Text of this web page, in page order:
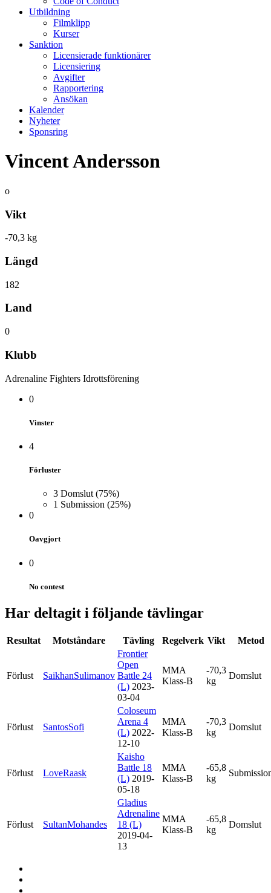
Utbildning
Filmklipp
Kurser
Sanktion
Licensierade funktionärer
Licensiering
Avgifter
Rapportering
Ansökan
Kalender
Nyheter
Sponsring
Vincent Andersson
o
Vikt
-70,3 kg
Längd
182
Land
0
Klubb
Adrenaline Fighters Idrottsförening
0
Vinster
4
Förluster
3 Domslut (75%)
1 Submission (25%)
0
Oavgjort
0
No contest
Har deltagit i följande tävlingar
Resultat Motståndare Tävling Regelverk Vikt Metod
Förlust SaikhanSulimanov
Frontier
Open
Battle 24
(L) 2023-
03-04
MMA
Klass-B
-70,3
kg
Domslut
Förlust SantosSofi
Coloseum
Arena 4
(L) 2022-
12-10
MMA
Klass-B
-70,3
kg
Domslut
Förlust LoveRaask
Kaisho
Battle 18
(L) 2019-
05-18
MMA
Klass-B
-65,8
kg
Förlust SultanMohandes
Gladius
Adrenaline
18 (L)
2019-04-
13
MMA
Klass-B
-65,8
kg
Domslut